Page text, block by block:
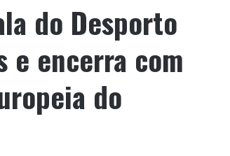
do Desporto
e encerra com
do